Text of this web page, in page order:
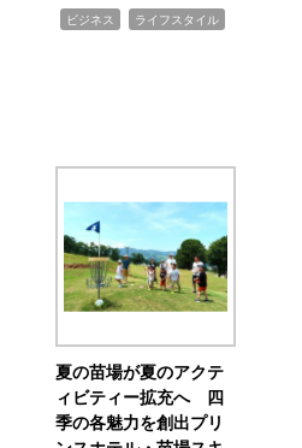
ビジネス ライフスタイル
夏の苗場が夏のアクテ
ィビティー拡充へ 四
季の各魅力を創出プリ